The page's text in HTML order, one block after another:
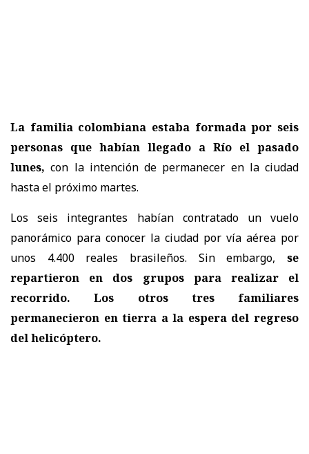
La familia colombiana estaba formada por seis
personas que habían llegado a Río el pasado
lunes, con la intención de permanecer en la ciudad
hasta el próximo martes.
Los seis integrantes habían contratado un vuelo
panorámico para conocer la ciudad por vía aérea por
unos 4.400 reales brasileños. Sin embargo, se
repartieron en dos grupos para realizar el
recorrido. Los otros tres familiares
permanecieron en tierra a la espera del regreso
del helicóptero.